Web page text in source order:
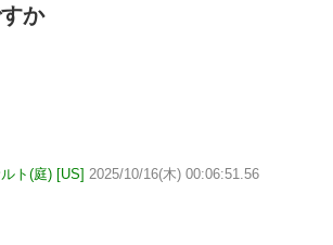
か
ト(庭) [US] 2025/10/16(木) 00:06:51.56